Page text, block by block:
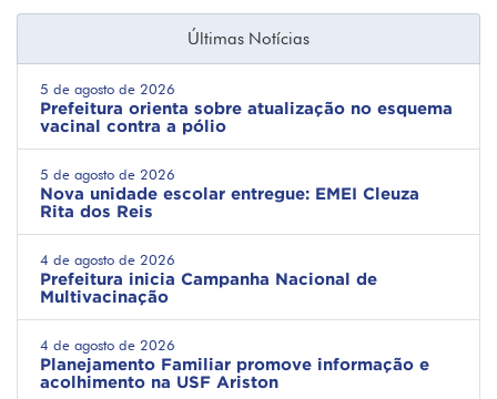
Últimas Notícias
5 de agosto de 2026
Prefeitura orienta sobre atualização no esquema
vacinal contra a pólio
5 de agosto de 2026
Nova unidade escolar entregue: EMEI Cleuza
Rita dos Reis
4 de agosto de 2026
Prefeitura inicia Campanha Nacional de
Multivacinação
4 de agosto de 2026
Planejamento Familiar promove informação e
acolhimento na USF Ariston